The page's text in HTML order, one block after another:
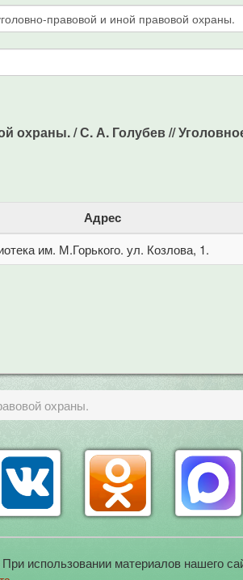
охраны. / С. А. Голубев //
Адрес
им. М.Горького. ул. Козлова, 1.
охраны.
использовании материалов нашего